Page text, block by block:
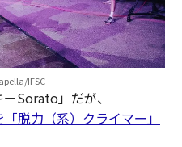
IFSC
Sorato」だが、
脱力（系）クライマー」